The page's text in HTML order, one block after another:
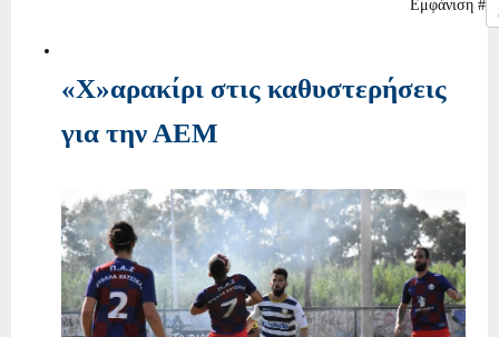
Εμφάνιση #
«Χ»αρακίρι στις καθυστερήσεις
για την ΑΕΜ